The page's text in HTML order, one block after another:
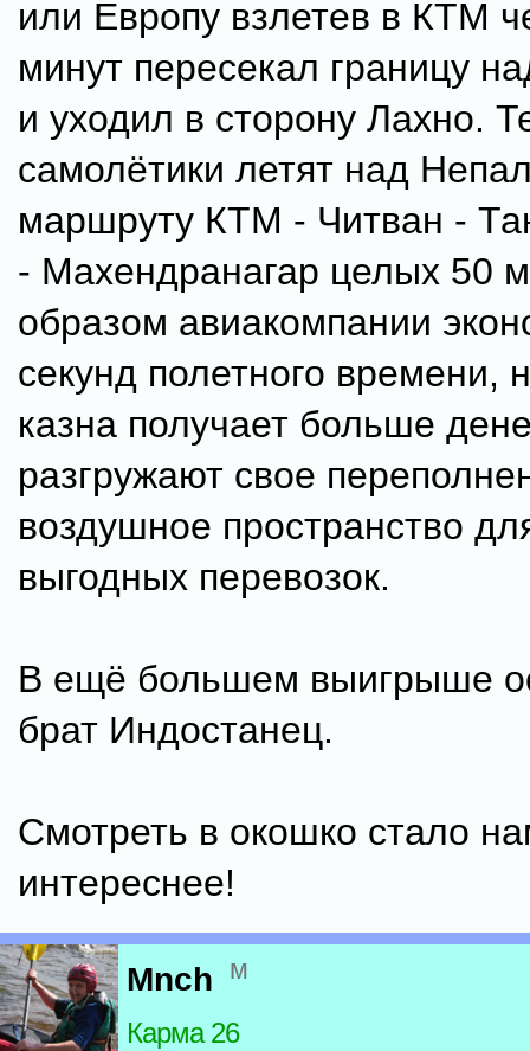
или Европу взлетев в КТМ
минут пересекал границу
и уходил в сторону Лахно.
самолётики летят над
маршруту КТМ - Читван -
- Махендранагар целых 50
образом авиакомпании
секунд полетного времени,
казна получает больше
разгружают свое
воздушное пространство
выгодных перевозок.
В ещё большем выигрыше
брат Индостанец.
Смотреть в окошко стало
интереснее!
Mnch м
Карма 26